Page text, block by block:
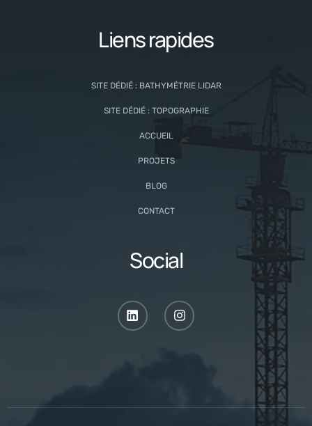
Liens rapides
SITE DÉDIÉ : BATHYMÉTRIE LIDAR
SITE DÉDIÉ : TOPOGRAPHIE
ACCUEIL
PROJETS
BLOG
CONTACT
Social